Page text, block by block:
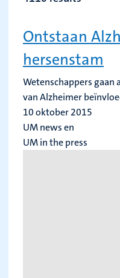
trefwoord
resultaten
vernieuwen
Ontstaan
hersenstam
Wetenschappers gaan
van Alzheimer
10 oktober 2015
UM news en
UM in the press